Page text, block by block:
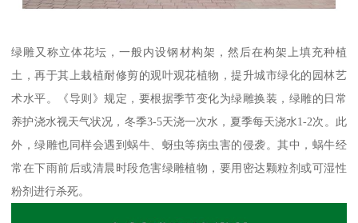
绿雕又称立体花坛，一般内设钢材构架，然后在构架上填充种植
土，再于其上栽植耐修剪的观叶观花植物，提升城市绿化的园林艺
术水平。《导则》规定，要根据季节变化为绿雕换装，绿雕的日常
养护浇水视天气状况，冬季3-5天浇一次水，夏季每天浇水1-2次。此
外，绿雕也同样会遇到蜗牛、蚜虫等病虫害的侵袭。其中，蜗牛经
常在下雨前后或清晨时段危害绿雕植物，要用密达颗粒剂或可湿性
粉剂进行杀死。